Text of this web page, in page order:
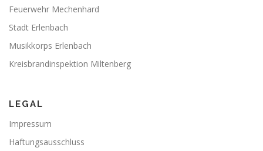
Feuerwehr Mechenhard
Stadt Erlenbach
Musikkorps Erlenbach
Kreisbrandinspektion Miltenberg
LEGAL
Impressum
Haftungsausschluss